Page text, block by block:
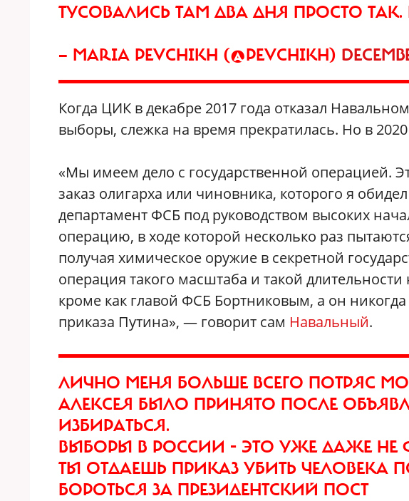
ТУСОВАЛИСЬ ТАМ ДВА ДНЯ ПРОСТО ТАК.
— MARIA PEVCHIKH (@PEVCHIKH)
Когда ЦИК в декабре 2017 года отказал
выборы, слежка на время прекратилась. Но в
«Мы имеем дело с государственной операцией.
заказ олигарха или чиновника, которого я
департамент ФСБ под руководством высоких
операцию, в ходе которой несколько раз
получая химическое оружие в секретной
операция такого масштаба и такой
кроме как главой ФСБ Бортниковым, а он
приказа Путина», — говорит сам Навальный.
ЛИЧНО МЕНЯ БОЛЬШЕ ВСЕГО ПОТРЯС
АЛЕКСЕЯ БЫЛО ПРИНЯТО ПОСЛЕ
ИЗБИРАТЬСЯ.
ВЫБОРЫ В РОССИИ - ЭТО УЖЕ ДАЖЕ
ТЫ ОТДАЕШЬ ПРИКАЗ УБИТЬ ЧЕЛОВЕКА
БОРОТЬСЯ ЗА ПРЕЗИДЕНТСКИЙ ПОСТ